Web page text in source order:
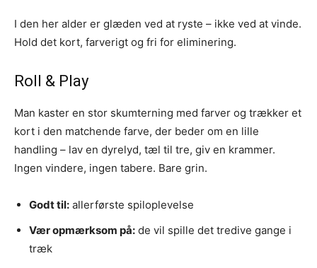
I den her alder er glæden ved at ryste – ikke ved at vinde.
Hold det kort, farverigt og fri for eliminering.
Roll & Play
Man kaster en stor skumterning med farver og trækker et
kort i den matchende farve, der beder om en lille
handling – lav en dyrelyd, tæl til tre, giv en krammer.
Ingen vindere, ingen tabere. Bare grin.
Godt til: allerførste spiloplevelse
Vær opmærksom på: de vil spille det tredive gange i
træk